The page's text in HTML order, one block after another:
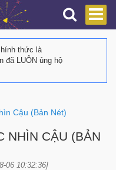
thức là
đã LUÔN ủng hộ
Cậu (Bản Nét)
NHÌN CẬU (BẢN
06 10:32:36]